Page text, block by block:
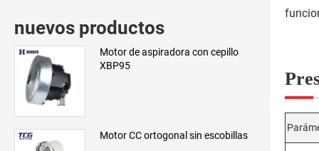
nuevos productos
Motor de aspiradora con cepillo
XBP95
Motor CC ortogonal sin escobillas